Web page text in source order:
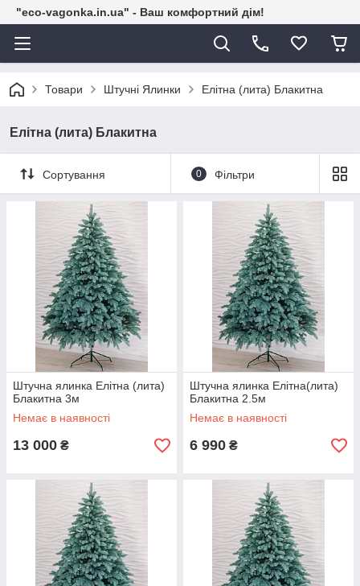
"eco-vagonka.in.ua" - Ваш комфортний дім!
Товари Штучні Ялинки Елітна (лита) Блакитна
Елітна (лита) Блакитна
Сортування 0 Фільтри
Штучна ялинка Елітна (лита)
Блакитна 3м
Немає в наявності
13 000 ₴
Штучна ялинка Елітна(лита)
Блакитна 2.5м
Немає в наявності
6 990 ₴